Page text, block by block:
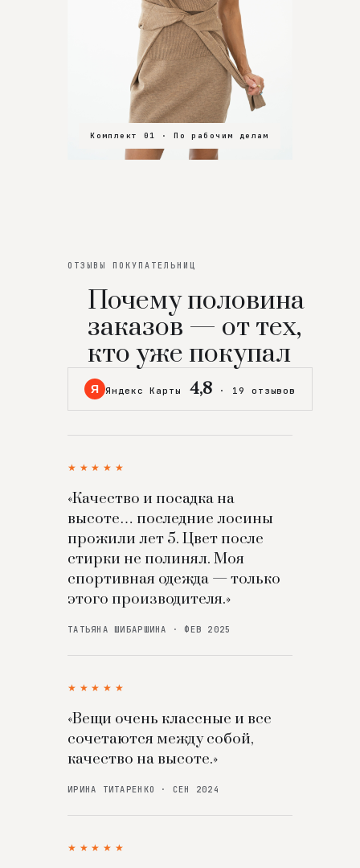
Комплект 01 · По рабочим делам
Комплект 02 · В зал
Комплект 03 · На особенный вечер
ОТЗЫВЫ ПОКУПАТЕЛЬНИЦ
Почему половина
заказов — от тех,
кто уже покупал
Я Яндекс Карты 4,8 · 19 отзывов
★★★★★
«Качество и посадка на
высоте… последние лосины
прожили лет 5. Цвет после
стирки не полинял. Моя
спортивная одежда — только
этого производителя.»
ТАТЬЯНА ШИБАРШИНА · ФЕВ 2025
★★★★★
«Вещи очень классные и все
сочетаются между собой,
качество на высоте.»
ИРИНА ТИТАРЕНКО · СЕН 2024
★★★★★